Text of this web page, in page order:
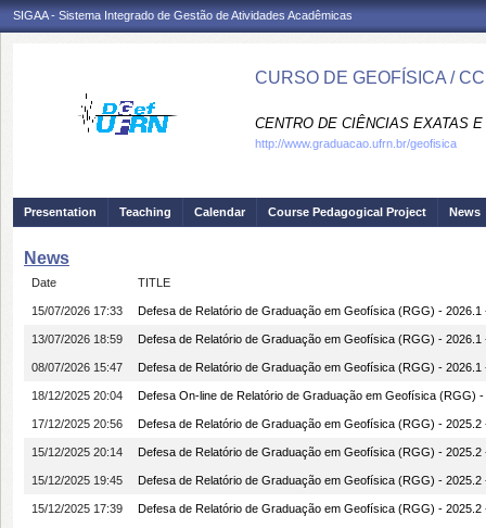
SIGAA - Sistema Integrado de Gestão de Atividades Acadêmicas
CURSO DE GEOFÍSICA /
CENTRO DE CIÊNCIAS EXATAS
http://www.graduacao.ufrn.br/geofisica
Presentation Teaching Calendar Course Pedagogical Project News
News
Date TITLE
15/07/2026 17:33 Defesa de Relatório de Graduação em Geofísica (RGG) - 2026.1
13/07/2026 18:59 Defesa de Relatório de Graduação em Geofísica (RGG) -
08/07/2026 15:47 Defesa de Relatório de Graduação em Geofísica (RGG) - 2026.1
18/12/2025 20:04 Defesa On-line de Relatório de Graduação em Geofísica (RGG)
17/12/2025 20:56 Defesa de Relatório de Graduação em Geofísica (RGG) -
15/12/2025 20:14 Defesa de Relatório de Graduação em Geofísica (RGG) -
15/12/2025 19:45 Defesa de Relatório de Graduação em Geofísica (RGG) -
15/12/2025 17:39 Defesa de Relatório de Graduação em Geofísica (RGG) -